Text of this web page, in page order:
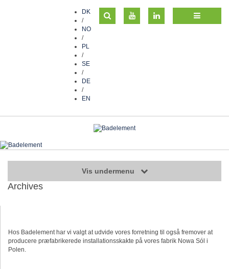
DK
/
NO
/
PL
/
SE
/
DE
/
EN
Vis undermenu
Archives
Hos Badelement har vi valgt at udvide vores forretning til også fremover at
producere præfabrikerede installationsskakte på vores fabrik Nowa Sól i
Polen.